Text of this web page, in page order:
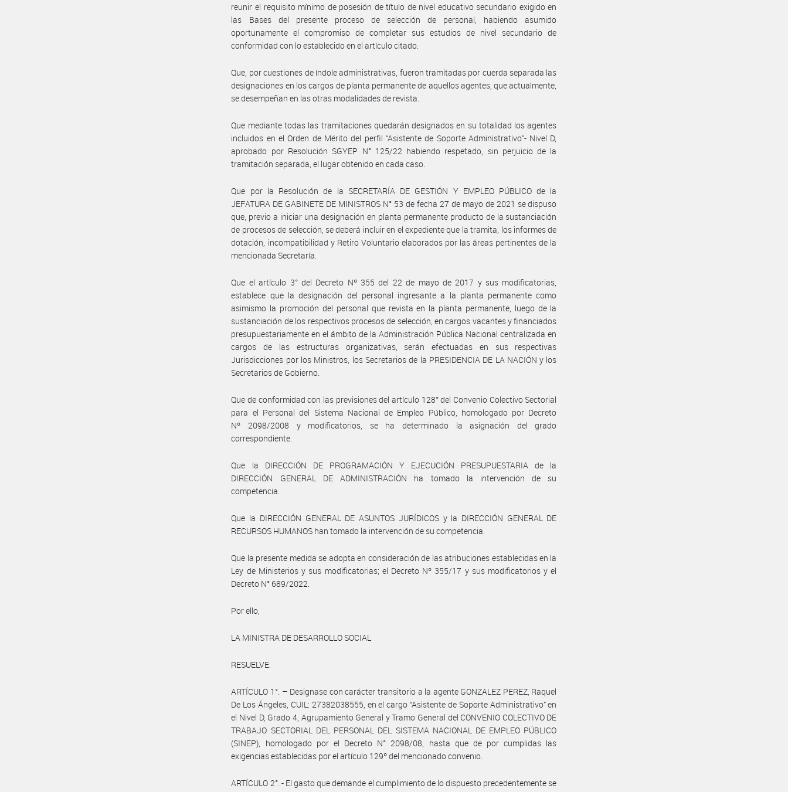
reunir el requisito mínimo de posesión de título de nivel educativo secundario exigido en
las Bases del presente proceso de selección de personal, habiendo asumido
oportunamente el compromiso de completar sus estudios de nivel secundario de
conformidad con lo establecido en el artículo citado.
Que, por cuestiones de índole administrativas, fueron tramitadas por cuerda separada las
designaciones en los cargos de planta permanente de aquellos agentes, que actualmente,
se desempeñan en las otras modalidades de revista.
Que mediante todas las tramitaciones quedarán designados en su totalidad los agentes
incluidos en el Orden de Mérito del perfil “Asistente de Soporte Administrativo”- Nivel D,
aprobado por Resolución SGYEP N° 125/22 habiendo respetado, sin perjuicio de la
tramitación separada, el lugar obtenido en cada caso.
Que por la Resolución de la SECRETARÍA DE GESTIÓN Y EMPLEO PÚBLICO de la
JEFATURA DE GABINETE DE MINISTROS N° 53 de fecha 27 de mayo de 2021 se dispuso
que, previo a iniciar una designación en planta permanente producto de la sustanciación
de procesos de selección, se deberá incluir en el expediente que la tramita, los informes de
dotación, incompatibilidad y Retiro Voluntario elaborados por las áreas pertinentes de la
mencionada Secretaría.
Que el artículo 3° del Decreto Nº 355 del 22 de mayo de 2017 y sus modificatorias,
establece que la designación del personal ingresante a la planta permanente como
asimismo la promoción del personal que revista en la planta permanente, luego de la
sustanciación de los respectivos procesos de selección, en cargos vacantes y financiados
presupuestariamente en el ámbito de la Administración Pública Nacional centralizada en
cargos de las estructuras organizativas, serán efectuadas en sus respectivas
Jurisdicciones por los Ministros, los Secretarios de la PRESIDENCIA DE LA NACIÓN y los
Secretarios de Gobierno.
Que de conformidad con las previsiones del artículo 128° del Convenio Colectivo Sectorial
para el Personal del Sistema Nacional de Empleo Público, homologado por Decreto
Nº 2098/2008 y modificatorios, se ha determinado la asignación del grado
correspondiente.
Que la DIRECCIÓN DE PROGRAMACIÓN Y EJECUCIÓN PRESUPUESTARIA de la
DIRECCIÓN GENERAL DE ADMINISTRACIÓN ha tomado la intervención de su
competencia.
Que la DIRECCIÓN GENERAL DE ASUNTOS JURÍDICOS y la DIRECCIÓN GENERAL DE
RECURSOS HUMANOS han tomado la intervención de su competencia.
Que la presente medida se adopta en consideración de las atribuciones establecidas en la
Ley de Ministerios y sus modificatorias; el Decreto Nº 355/17 y sus modificatorios y el
Decreto N° 689/2022.
Por ello,
LA MINISTRA DE DESARROLLO SOCIAL
RESUELVE:
ARTÍCULO 1°. – Designase con carácter transitorio a la agente GONZALEZ PEREZ, Raquel
De Los Ángeles, CUIL: 27382038555, en el cargo “Asistente de Soporte Administrativo” en
el Nivel D, Grado 4, Agrupamiento General y Tramo General del CONVENIO COLECTIVO DE
TRABAJO SECTORIAL DEL PERSONAL DEL SISTEMA NACIONAL DE EMPLEO PÚBLICO
(SINEP), homologado por el Decreto N° 2098/08, hasta que de por cumplidas las
exigencias establecidas por el artículo 129º del mencionado convenio.
ARTÍCULO 2°. - El gasto que demande el cumplimiento de lo dispuesto precedentemente se